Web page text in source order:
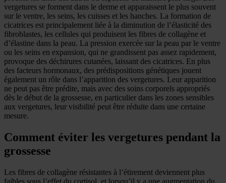
vergetures se forment dans le derme et apparaissent le plus souvent
sur le ventre, les seins, les cuisses et les hanches. La formation de
cicatrices est principalement liée à la diminution de l’élasticité des
fibroblastes, les cellules qui produisent les fibres de collagène et
d’élastine dans la peau. La pression exercée sur la peau par le ventre
ou les seins en expansion, qui ne grandissent pas assez rapidement,
provoque des déchirures cutanées, laissant des cicatrices. En plus
des facteurs hormonaux, des prédispositions génétiques jouent
également un rôle dans l’apparition des vergetures. Leur apparition
ne peut pas être prédite, mais avec des soins corporels appropriés
dès le début de la grossesse, en particulier dans les zones sensibles
aux vergetures, leur visibilité peut être réduite dans une certaine
mesure.
Comment éviter les vergetures pendant la
grossesse
Les fibres de collagène résistantes à l’étirement deviennent plus
faibles sous l’effet du cortisol, et lorsqu’il y a une augmentation du